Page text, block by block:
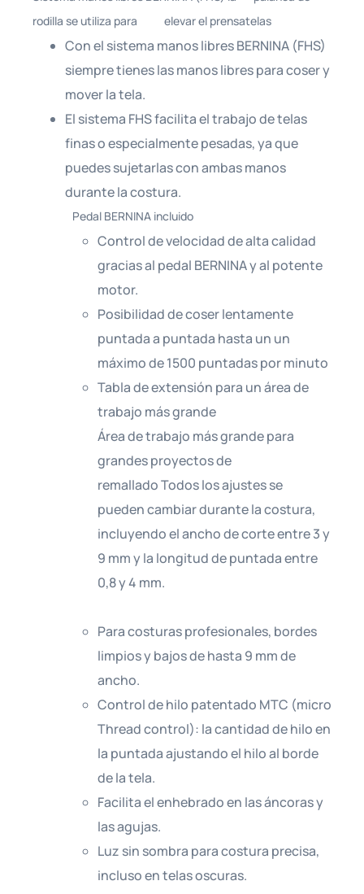
rodilla se utiliza para elevar el prensatelas
Con el sistema manos libres BERNINA (FHS)
siempre tienes las manos libres para coser y
mover la tela.
El sistema FHS facilita el trabajo de telas
finas o especialmente pesadas, ya que
puedes sujetarlas con ambas manos
durante la costura.
Pedal BERNINA incluido
Control de velocidad de alta calidad
gracias al pedal BERNINA y al potente
motor.
Posibilidad de coser lentamente
puntada a puntada hasta un un
máximo de 1500 puntadas por minuto
Tabla de extensión para un área de
trabajo más grande
Área de trabajo más grande para
grandes proyectos de
remallado Todos los ajustes se
pueden cambiar durante la costura,
incluyendo el ancho de corte entre 3 y
9 mm y la longitud de puntada entre
0,8 y 4 mm.
Para costuras profesionales, bordes
limpios y bajos de hasta 9 mm de
ancho.
Control de hilo patentado MTC (micro
Thread control): la cantidad de hilo en
la puntada ajustando el hilo al borde
de la tela.
Facilita el enhebrado en las áncoras y
las agujas.
Luz sin sombra para costura precisa,
incluso en telas oscuras.